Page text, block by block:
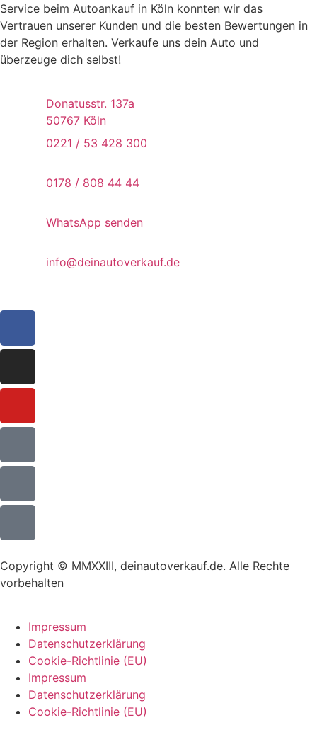
Service beim Autoankauf in Köln konnten wir das
Vertrauen unserer Kunden und die besten Bewertungen in
der Region erhalten. Verkaufe uns dein Auto und
überzeuge dich selbst!
Donatusstr. 137a
50767 Köln
0221 / 53 428 300
0178 / 808 44 44
WhatsApp senden
info@deinautoverkauf.de
Copyright © MMXXIII, deinautoverkauf.de. Alle Rechte
vorbehalten
Impressum
Datenschutzerklärung
Cookie-Richtlinie (EU)
Impressum
Datenschutzerklärung
Cookie-Richtlinie (EU)